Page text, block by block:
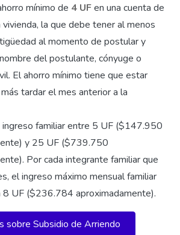
mínimo de 4 UFen una cuenta de
vivienda, la que debe tener al menos
al momento de postular y
del postulante, cónyuge o
El ahorro mínimo tiene que estar
tardar el mes anterior a la
ingreso familiar entre 5 UF ($147.950
y 25 UF ($739.750
Por cada integrante familiar que
el ingreso máximo mensual familiar
8 UF ($236.784 aproximadamente).
sobre Subsidio de Arriendo